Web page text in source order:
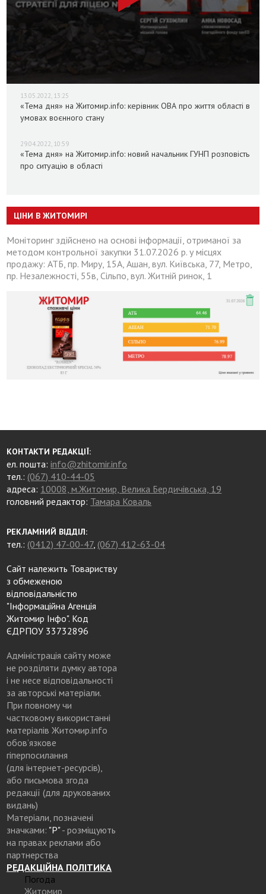
13.05.2022, 13:25
«Тема дня» на Житомир.info: керівник ОВА про життя області в
умовах воєнного стану
29.04.2022, 10:59
«Тема дня» на Житомир.info: новий начальник ГУНП розповість
про ситуацію в області
ЦІНИ В ЖИТОМИРІ
Моніторинг здійснено на основі інформації, отриманої за
методом контрольної закупки 31.07.2026 р. у місцях
продажу: АТБ, пр. Миру, 15А, Ашан, вул. Київська, 77, Метро,
пр. Незалежності, 55в, Сільпо, вул. Житній ринок, 1
КОНТАКТИ РЕДАКЦІЇ:
ел. пошта:info@zhitomir.info
тел.: (067) 410-44-05
адреса: 10008, м.Житомир, Велика Бердичівська, 19
головний редактор: Тамара Коваль
РЕКЛАМНИЙ ВІДДІЛ:
тел.: (0412) 47-00-47, (067) 412-63-04
Сайт належить Товариству
з обмеженою
відповідальністю
"Інформаційна Агенція
Житомир Інфо". Код
ЄДРПОУ 33732896
Адміністрація сайту може
не розділяти думку автора
і не несе відповідальності
за авторські матеріали.
При повному чи
частковому використанні
матеріалів Житомир.info
обов’язкове
гіперпосилання
(для інтернет-ресурсів),
або письмова згода
редакції (для друкованих
видань)
Матеріали, позначені
значками: "Р"- розміщують
на правах реклами або
партнерства
РЕДАКЦІЙНА ПОЛІТИКА
Погода
Житомир